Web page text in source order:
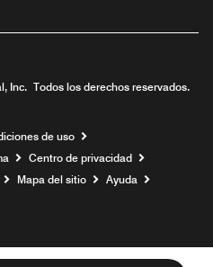
Inc. Todos los derechos reservados.
una ventana nueva
de uso
Centro de privacidad
Mapa del sitio Ayuda